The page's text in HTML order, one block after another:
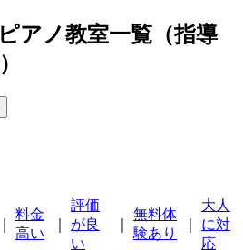
アノ教室一覧（指導
料金
高い
評価
が良
い
無料体
験あり
大人
に対
応